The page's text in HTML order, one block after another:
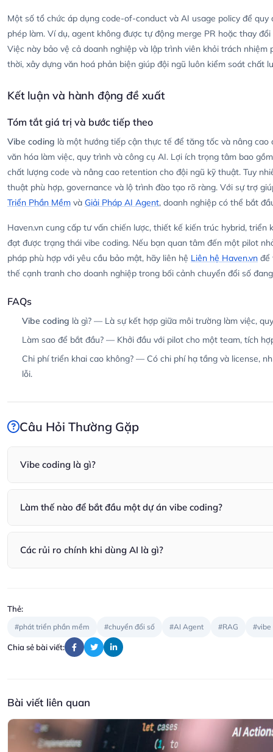
Một số tổ chức áp dụng code-of-conduct và AI usage policy để
phép làm. Ví dụ, agent không được tự động merge PR hoặc thay
Việc này bảo vệ cả doanh nghiệp và lập trình viên khỏi trách
thời, xây dựng văn hoá phản biện giúp đội ngũ luôn kiểm soát chất
Kết luận và hành động đề xuất
Tóm tắt giá trị và bước tiếp theo
Vibe coding là một hướng tiếp cận thực tế để tăng tốc và nâng
văn hóa làm việc, quy trình và công cụ AI. Lợi ích trọng tâm bao
chất lượng code và nâng cao retention cho đội ngũ kỹ thuật. Tuy
thuật phù hợp, governance và lộ trình đào tạo rõ ràng. Với sự trợ
Triển Phần Mềm và Giải Pháp AI Agent, doanh nghiệp có thể bắt
Haven.vn cung cấp tư vấn chiến lược, thiết kế kiến trúc hybrid,
đạt được trạng thái vibe coding. Nếu bạn quan tâm đến một pilot
pháp phù hợp với yêu cầu bảo mật, hãy liên hệ Liên hệ Haven.vn để
thế cạnh tranh cho doanh nghiệp trong bối cảnh chuyển đổi số
FAQs
Vibe coding là gì? — Là sự kết hợp giữa môi trường làm việc,
Làm sao để bắt đầu? — Khởi đầu với pilot cho một team, tích
Chi phí triển khai cao không? — Có chi phí hạ tầng và license,
lỗi.
Câu Hỏi Thường Gặp
Vibe coding là gì?
nghiệm developer.
Làm thế nào để bắt đầu một dự án vibe coding?
KPIs.
Các rủi ro chính khi dùng AI là gì?
Thẻ:
#phát triển phần mềm #chuyển đổi số #AI Agent #RAG #vibe
Chia sẻ bài viết:
Bài viết liên quan